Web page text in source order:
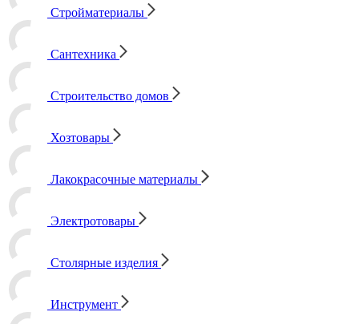
Стройматериалы
Сантехника
Строительство домов
Хозтовары
Лакокрасочные материалы
Электротовары
Столярные изделия
Инструмент